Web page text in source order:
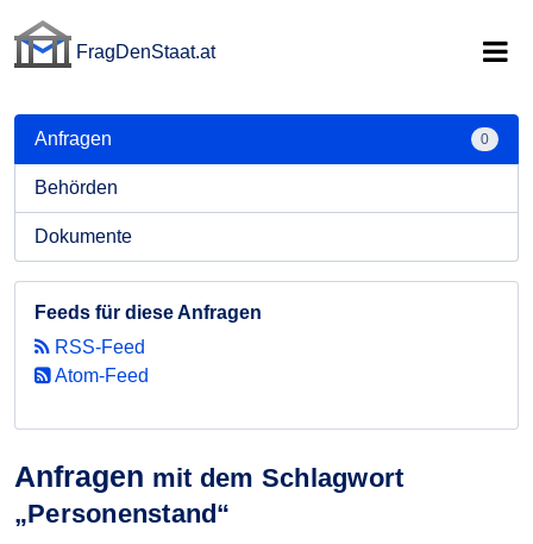
FragDenStaat.at
Anfragen mit dem Schlagwort
„Personenstand“
Anfragen 0
Behörden
Dokumente
Feeds für diese Anfragen
RSS-Feed
Atom-Feed